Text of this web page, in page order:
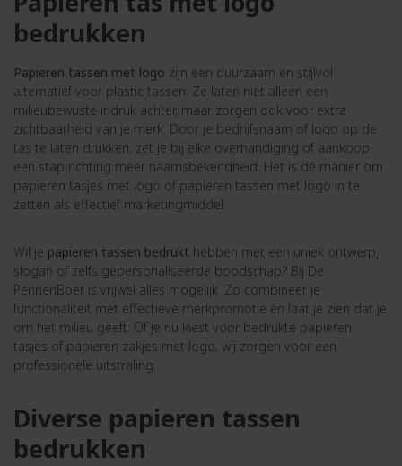
bedrukken
Papieren tassen met logo zijn een duurzaam en stijlvol
alternatief voor plastic tassen. Ze laten niet alleen een
milieubewuste indruk achter, maar zorgen ook voor extra
zichtbaarheid van je merk. Door je bedrijfsnaam of logo op de
tas te laten drukken, zet je bij elke overhandiging of aankoop
een stap richting meer naamsbekendheid. Het is dé manier om
papieren tasjes met logo of papieren tassen met logo in te
zetten als effectief marketingmiddel.
Wil je papieren tassen bedrukt hebben met een uniek ontwerp,
slogan of zelfs gepersonaliseerde boodschap? Bij De
PennenBoer is vrijwel alles mogelijk. Zo combineer je
functionaliteit met effectieve merkpromotie én laat je zien dat je
om het milieu geeft. Of je nu kiest voor bedrukte papieren
tasjes of papieren zakjes met logo, wij zorgen voor een
professionele uitstraling.
Diverse papieren tassen
bedrukken